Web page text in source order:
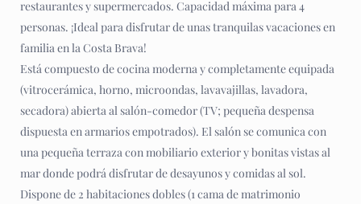
restaurantes y supermercados. Capacidad máxima para 4
personas. ¡Ideal para disfrutar de unas tranquilas vacaciones en
familia en la Costa Brava!
Está compuesto de cocina moderna y completamente equipada
(vitrocerámica, horno, microondas, lavavajillas, lavadora,
secadora) abierta al salón-comedor (TV; pequeña despensa
dispuesta en armarios empotrados). El salón se comunica con
una pequeña terraza con mobiliario exterior y bonitas vistas al
mar donde podrá disfrutar de desayunos y comidas al sol.
Dispone de 2 habitaciones dobles (1 cama de matrimonio